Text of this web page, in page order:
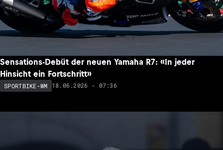
Sensations-Debüt der neuen Yamaha R7: «In jeder
Hinsicht ein Fortschritt»
SPORTBIKE-WM 18.06.2026 - 07:36